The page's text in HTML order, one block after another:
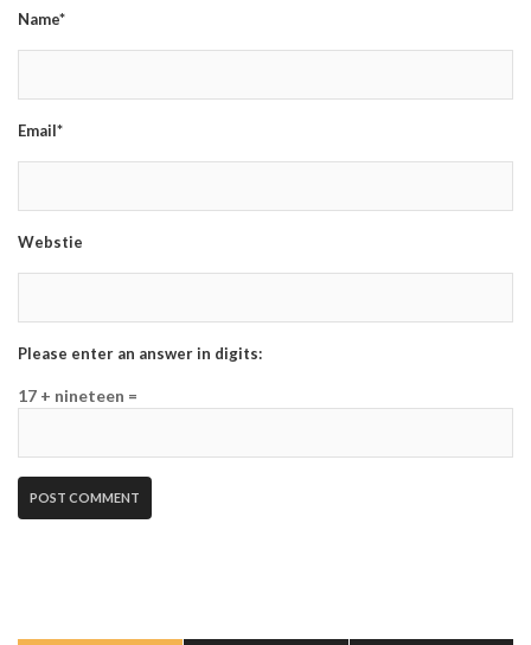
Name*
Email*
Webstie
Please enter an answer in digits:
17 + nineteen =